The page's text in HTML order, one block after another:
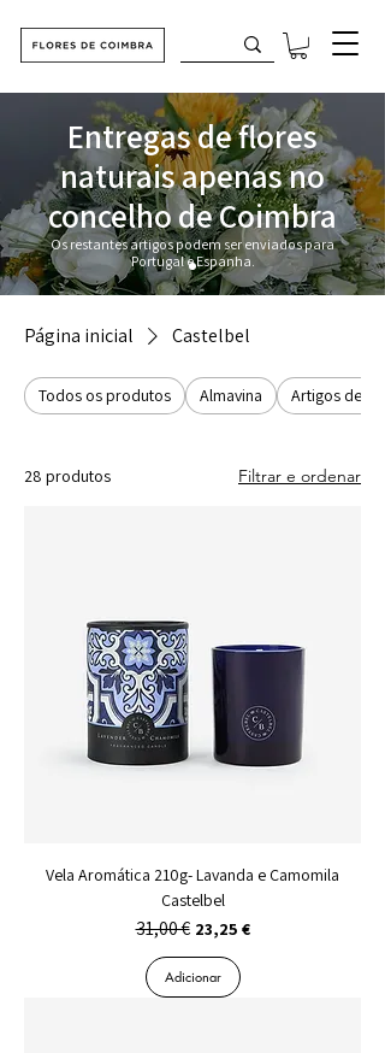
Entregas de flores
naturais apenas no
concelho de Coimbra
Os restantes artigos podem ser enviados para
Portugal e Espanha.
Página inicial Castelbel
Todos os produtos Almavina Artigos de
28 produtos Filtrar e ordenar
Vela Aromática 210g- Lavanda e Camomila
Castelbel
Preço normal
31,00 € Preço promocional
23,25 €
Adicionar